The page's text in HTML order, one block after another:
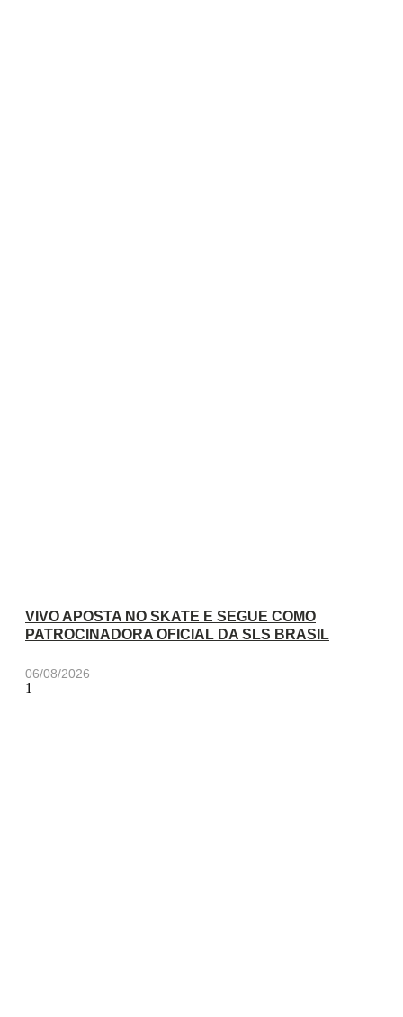
VIVO APOSTA NO SKATE E SEGUE COMO
PATROCINADORA OFICIAL DA SLS BRASIL
06/08/2026